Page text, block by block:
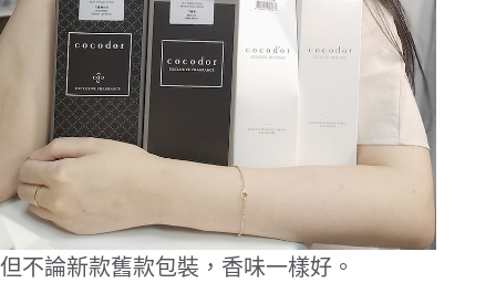
但不論新款舊款包裝，香味一樣好。